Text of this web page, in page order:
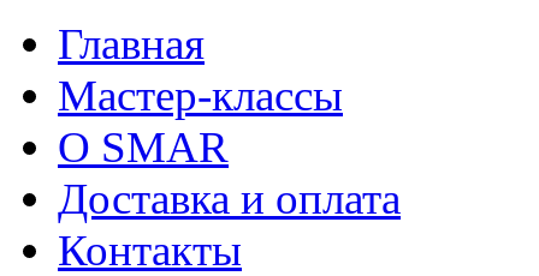
Главная
Мастер-классы
О SMAR
Доставка и оплата
Контакты